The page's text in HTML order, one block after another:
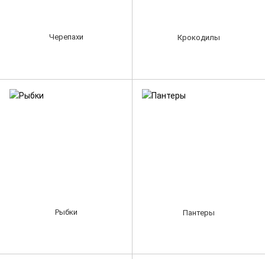
Черепахи Крокодилы
Рыбки Пантеры